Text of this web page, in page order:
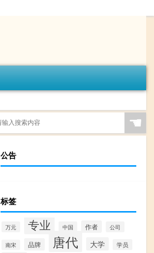
☚
公告
标签
万元 专业 中国 作者 公司
南宋 品牌 唐代 大学 学员